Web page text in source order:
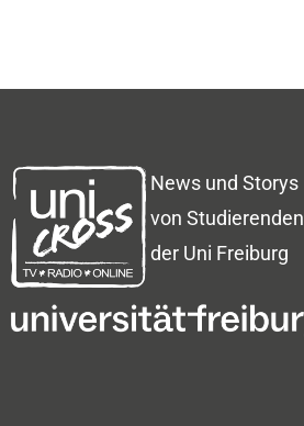
News und Storys
von Studierenden
der Uni Freiburg